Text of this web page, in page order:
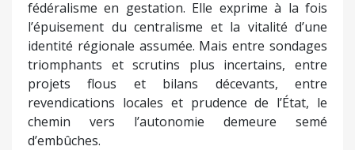
fédéralisme en gestation. Elle exprime à la fois
l’épuisement du centralisme et la vitalité d’une
identité régionale assumée. Mais entre sondages
triomphants et scrutins plus incertains, entre
projets flous et bilans décevants, entre
revendications locales et prudence de l’État, le
chemin vers l’autonomie demeure semé
d’embûches.